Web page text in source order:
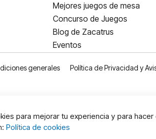
Mejores juegos de mesa
Concurso de Juegos
Blog de Zacatrus
Eventos
generales Política de Privacidad y
para mejorar tu experiencia y para
Política de cookies